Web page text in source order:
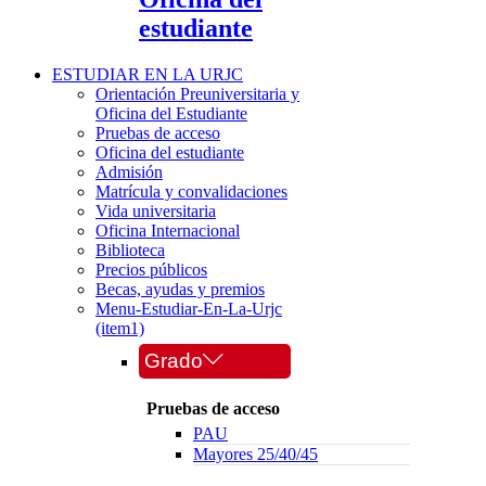
estudiante
ESTUDIAR EN LA URJC
Orientación Preuniversitaria y
Oficina del Estudiante
Pruebas de acceso
Oficina del estudiante
Admisión
Matrícula y convalidaciones
Vida universitaria
Oficina Internacional
Biblioteca
Precios públicos
Becas, ayudas y premios
Menu-Estudiar-En-La-Urjc
(item1)
Grado
Pruebas de acceso
PAU
Mayores 25/40/45